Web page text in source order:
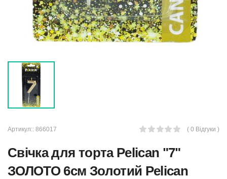
Артикул:: 866017 ( 0 Відгуки )
Свічка для торта Pelican "7"
ЗОЛОТО 6см Золотий Pelican